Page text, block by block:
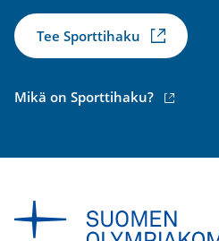
Tee Sporttihaku
Mikä on Sporttihaku? (ulkoinen